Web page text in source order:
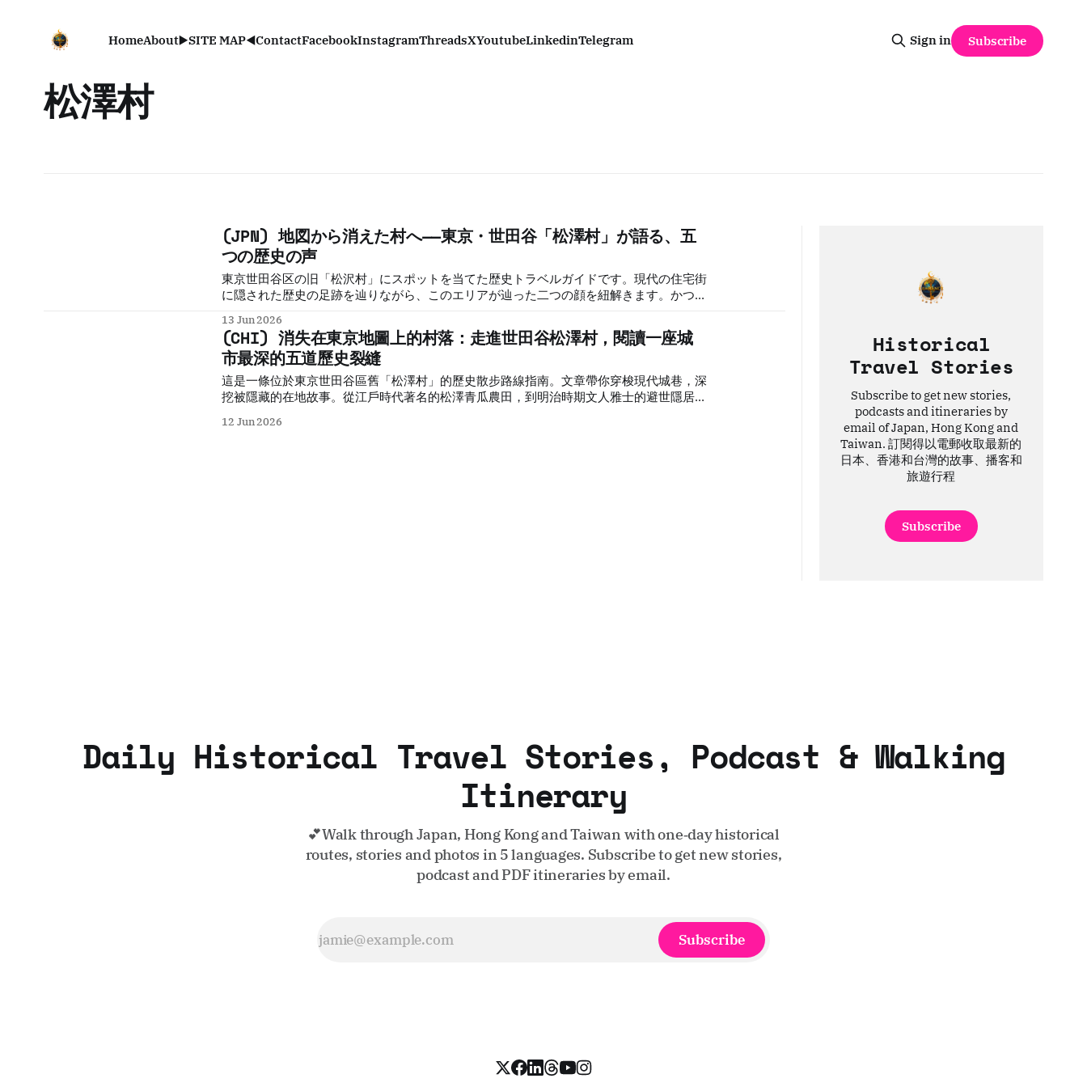
HomeAbout▶️SITE MAP◀️ContactFacebookInstagramThreadsXYoutubeLinkedinTelegram Sign in Subscribe
松澤村
(JPN) 地図から消えた村へ——東京・世田谷「松澤村」が語る、五
つの歴史の声
東京世田谷区の旧「松沢村」にスポットを当てた歴史トラベルガイドです。現代の住宅街
に隠された歴史の足跡を辿りながら、このエリアが辿った二つの顔を紐解きます。かつて
愛した静かな隠れ家としての一面。新旧が交差する散歩道を歩き、教科書には載っていな
い東京の在地ストーリーを体験してください。
13 Jun 2026
(CHI) 消失在東京地圖上的村落：走進世田谷松澤村，閱讀一座城
市最深的五道歷史裂縫
這是一條位於東京世田谷區舊「松澤村」的歷史散步路線指南。文章帶你穿梭現代城巷，深
挖被隱藏的在地故事。從江戶時代著名的松澤青瓜農田，到明治時期文人雅士的避世隱居
12 Jun 2026
Historical
Travel Stories
Subscribe to get new stories,
podcasts and itineraries by
email of Japan, Hong Kong and
Taiwan. 訂閱得以電郵收取最新的
日本、香港和台灣的故事、播客和
旅遊行程
Subscribe
Daily Historical Travel Stories, Podcast & Walking
Itinerary
💕Walk through Japan, Hong Kong and Taiwan with one‑day historical
routes, stories and photos in 5 languages. Subscribe to get new stories,
podcast and PDF itineraries by email.
Subscribe